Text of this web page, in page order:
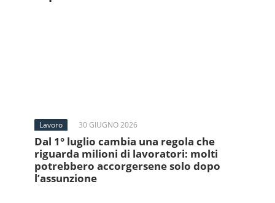
Lavoro 30 GIUGNO 2026
Dal 1° luglio cambia una regola che
riguarda milioni di lavoratori: molti
potrebbero accorgersene solo dopo
l’assunzione